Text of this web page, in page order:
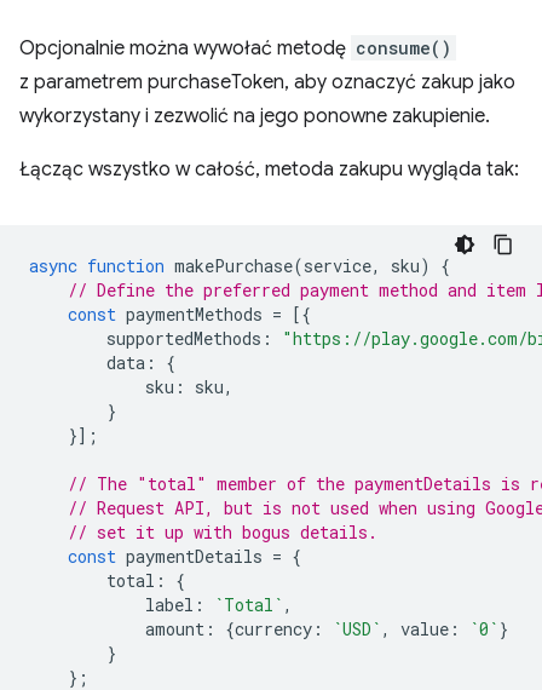
Opcjonalnie można wywołać metodę consume()
z parametrem purchaseToken, aby oznaczyć zakup jako
wykorzystany i zezwolić na jego ponowne zakupienie.
Łącząc wszystko w całość, metoda zakupu wygląda tak:
async function makePurchase(service, sku)
{
// Define the preferred payment method and item
const paymentMethods = [{
supportedMethods :
"https://
data :
{
sku : sku,
}
}];
// The "total" member of the paymentDetails is
// Request API, but is not used when using
// set it up with bogus details.
const paymentDetails = {
total :
{
label : `Total` ,
amount : {currency : `USD` , value : `0` }
}
};